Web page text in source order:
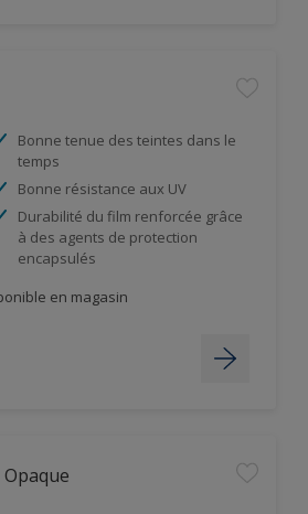
Bonne tenue des teintes dans le
temps
Bonne résistance aux UV
Durabilité du film renforcée grâce
à des agents de protection
encapsulés
en magasin